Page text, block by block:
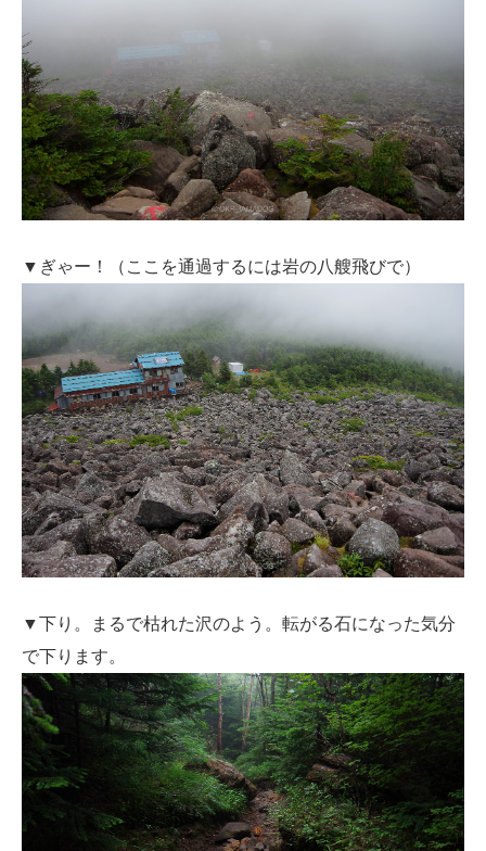
▼ぎゃー！（ここを通過するには岩の八艘飛びで）
▼下り。まるで枯れた沢のよう。転がる石になった気分
で下ります。